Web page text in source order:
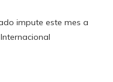
impute este mes a